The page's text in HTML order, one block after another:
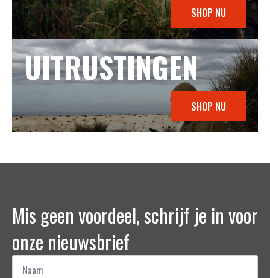
SHOP NU
UITRUSTINGEN
SHOP NU
Mis geen voordeel, schrijf je in voor
onze nieuwsbrief
Naam